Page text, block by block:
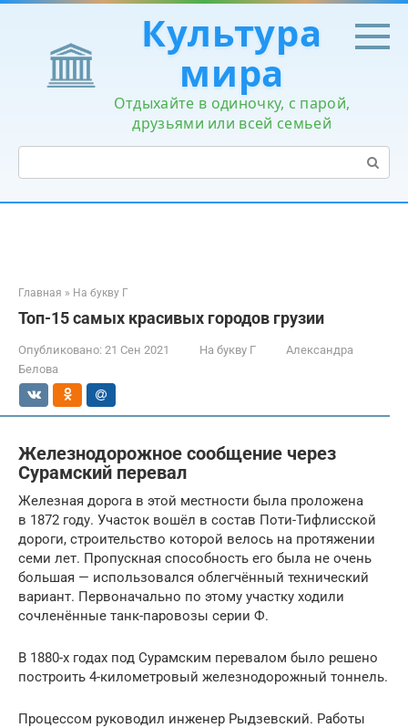
Перейти
контенту
Культура
мира
Отдыхайте в одиночку, с парой,
друзьями или всей семьей
Поиск:
Главная » На букву Г
Топ-15 самых красивых городов грузии
Опубликовано: 21 Сен 2021 На букву Г
Александра
Белова
Железнодорожное сообщение через
Сурамский перевал
Железная дорога в этой местности была проложена
в 1872 году. Участок вошёл в состав Поти-Тифлисской
дороги, строительство которой велось на протяжении
семи лет. Пропускная способность его была не очень
большая — использовался облегчённый технический
вариант. Первоначально по этому участку ходили
сочленённые танк-паровозы серии Ф.
В 1880-х годах под Сурамским перевалом было решено
построить 4-километровый железнодорожный тоннель.
Процессом руководил инженер Рыдзевский. Работы